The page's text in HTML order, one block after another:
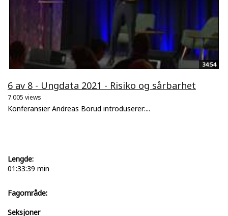
34:54
6 av 8 - Ungdata 2021 - Risiko og sårbarhet
7.005 views
Konferansier Andreas Borud introduserer:...
Lengde:
01:33:39 min
Fagområde:
Seksjoner